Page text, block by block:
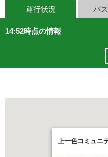
運行状況 バ
14:52時点の情報
上一色コミュニ